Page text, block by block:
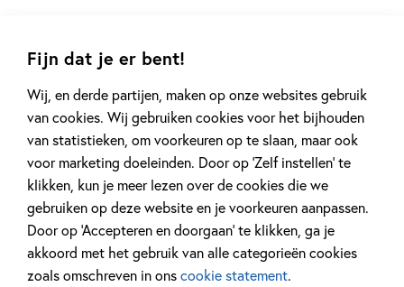
Fijn dat je er bent!
Wij, en derde partijen, maken op onze websites gebruik
van cookies. Wij gebruiken cookies voor het bijhouden
van statistieken, om voorkeuren op te slaan, maar ook
voor marketing doeleinden. Door op ‘Zelf instellen’ te
klikken, kun je meer lezen over de cookies die we
gebruiken op deze website en je voorkeuren aanpassen.
Door op ‘Accepteren en doorgaan’ te klikken, ga je
akkoord met het gebruik van alle categorieën cookies
zoals omschreven in onscookie statement.
Paperback:
17,99
Neem nooit een beste vriend
Bekijk dit boek
Bestellen